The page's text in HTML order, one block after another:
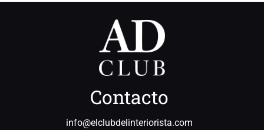
Contacto
info@elclubdelinteriorista.com